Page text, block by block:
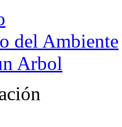
del Ambiente
Arbol